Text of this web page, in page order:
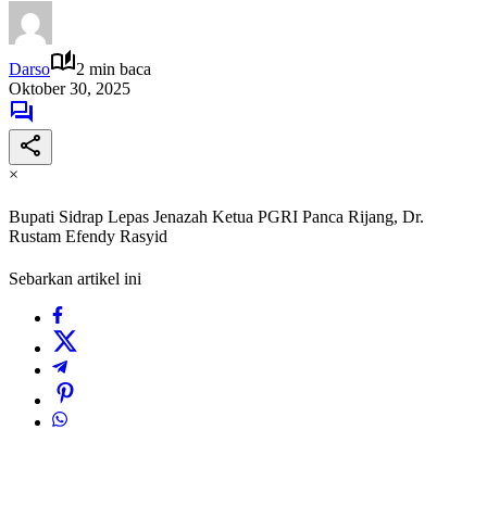
Darso
2 min baca
Oktober 30, 2025
×
Bupati Sidrap Lepas Jenazah Ketua PGRI Panca Rijang, Dr.
Rustam Efendy Rasyid
Sebarkan artikel ini